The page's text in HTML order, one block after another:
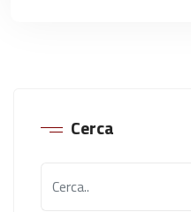
Cerca